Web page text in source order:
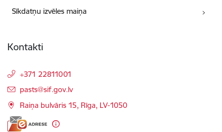
Sīkdatņu izvēles maiņa
Kontakti
+371 22811001
E-pasts:
pasts@sif.gov.lv
Raiņa bulvāris 15, Rīga, LV-1050